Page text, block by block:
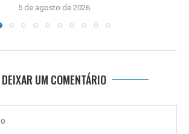
5 de agosto de 2026
DEIXAR UM COMENTÁRIO